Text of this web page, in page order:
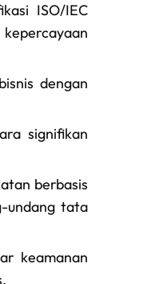
ISO/IEC
dengan
signifikan
berbasis
undang tata
keamanan